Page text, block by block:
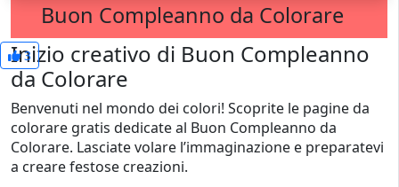
Buon Compleanno da Colorare
3
Inizio creativo di Buon Compleanno
da Colorare
Benvenuti nel mondo dei colori! Scoprite le pagine da
colorare gratis dedicate al Buon Compleanno da
Colorare. Lasciate volare l’immaginazione e preparatevi
a creare festose creazioni.